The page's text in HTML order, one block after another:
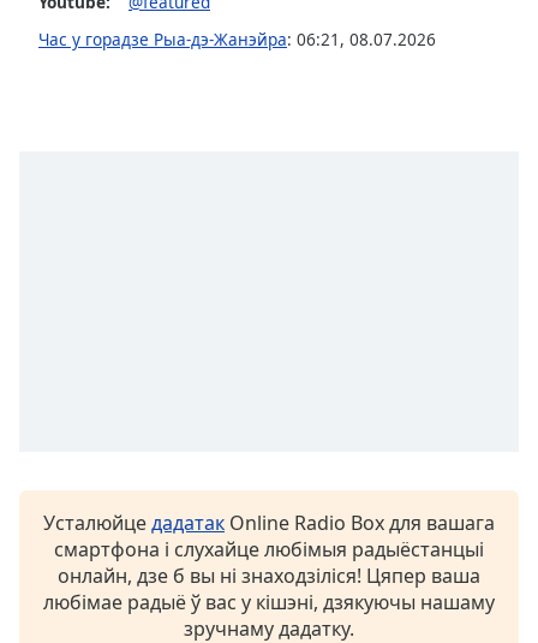
Family
Час у горадзе Рыа-дэ-Жанэйра: 06:21 , 08.07.2026
Усталюйцедадатак Online Radio Box для вашага
смартфона і слухайце любімыя радыёстанцыі
онлайн, дзе б вы ні знаходзіліся! Цяпер ваша
любімае радыё ў вас у кішэні, дзякуючы нашаму
зручнаму дадатку.